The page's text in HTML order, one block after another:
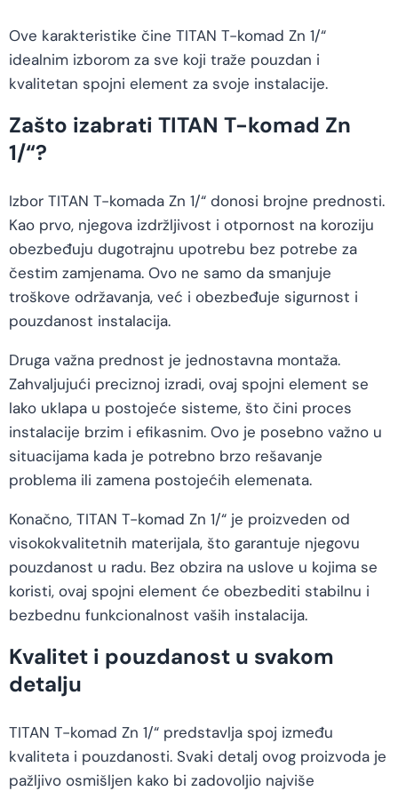
Ove karakteristike čine TITAN T-komad Zn 1/“
idealnim izborom za sve koji traže pouzdan i
kvalitetan spojni element za svoje instalacije.
Zašto izabrati TITAN T-komad Zn
1/“?
Izbor TITAN T-komada Zn 1/“ donosi brojne prednosti.
Kao prvo, njegova izdržljivost i otpornost na koroziju
obezbeđuju dugotrajnu upotrebu bez potrebe za
čestim zamjenama. Ovo ne samo da smanjuje
troškove održavanja, već i obezbeđuje sigurnost i
pouzdanost instalacija.
Druga važna prednost je jednostavna montaža.
Zahvaljujući preciznoj izradi, ovaj spojni element se
lako uklapa u postojeće sisteme, što čini proces
instalacije brzim i efikasnim. Ovo je posebno važno u
situacijama kada je potrebno brzo rešavanje
problema ili zamena postojećih elemenata.
Konačno, TITAN T-komad Zn 1/“ je proizveden od
visokokvalitetnih materijala, što garantuje njegovu
pouzdanost u radu. Bez obzira na uslove u kojima se
koristi, ovaj spojni element će obezbediti stabilnu i
bezbednu funkcionalnost vaših instalacija.
Kvalitet i pouzdanost u svakom
detalju
TITAN T-komad Zn 1/“ predstavlja spoj između
kvaliteta i pouzdanosti. Svaki detalj ovog proizvoda je
pažljivo osmišljen kako bi zadovoljio najviše